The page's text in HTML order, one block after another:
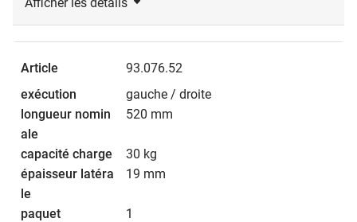
93.076.52
gauche / droite
520 mm
30 kg
19 mm
1